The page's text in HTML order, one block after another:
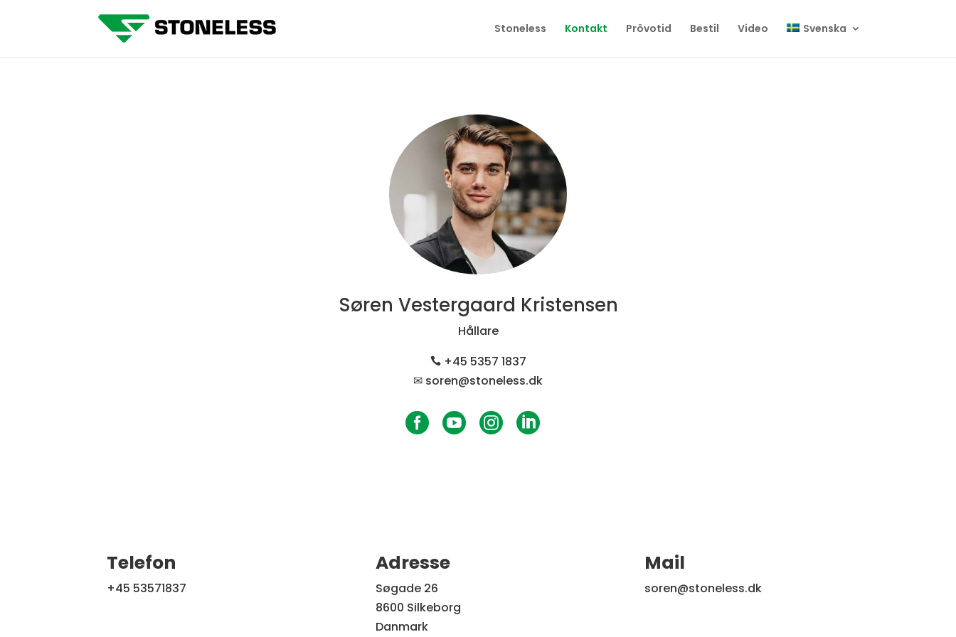
Stoneless Kontakt Prövotid Bestil Video Svenska
Søren Vestergaard Kristensen
Hållare
+45 5357 1837
✉ soren@stoneless.dk
   
Telefon
+45 53571837
Adresse
Søgade 26
8600 Silkeborg
Danmark
Mail
soren@stoneless.dk